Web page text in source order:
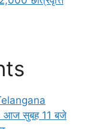
सुबह 11 बजे